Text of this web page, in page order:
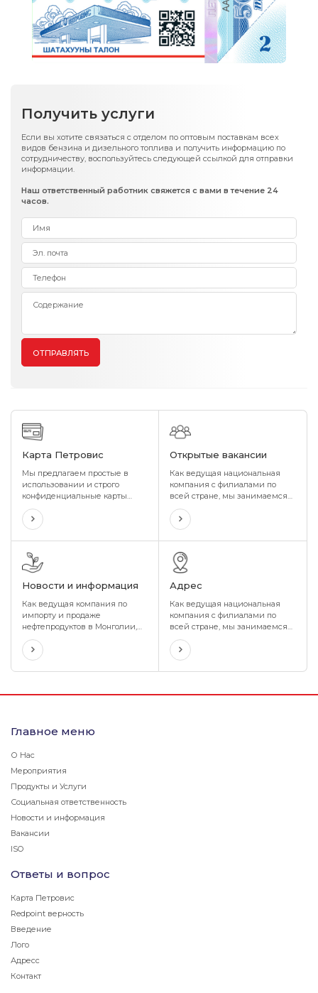
Получить услуги
ОТПРАВЛЯТЬ
Если вы хотите связаться с отделом по оптовым поставкам всех
видов бензина и дизельного топлива и получить информацию по
сотрудничеству, воспользуйтесь следующей ссылкой для отправки
информации.
Наш ответственный работник свяжется с вами в течение 24
часов.
Карта Петровис
Мы предлагаем простые в
использовании и строго
конфиденциальные карты
расхода топлива с
постоянными скидками и
поощрениями, которые
идеально соответствуют
потребностям вашей
организации. Мы также
предлагаем максимально
гибкие условия, подходящие
организации.
Открытые вакансии
Как ведущая национальная
компания с филиалами по
всей стране, мы занимаемся
поставками качественных
продуктов и услуг нашим
гражданам и потребителям
через наши филиалы и
подразделения,
расположенные в каждом
аймаке и сомоне.
Новости и информация
Как ведущая компания по
импорту и продаже
нефтепродуктов в Монголии,
мы импортируем и реализуем
нефтепродукты самого
высокого качества,
соответствующие
стандартов, используя нашу
транспортировки с нашими 11
автоцистернами и 400
Адрес
Как ведущая национальная
компания с филиалами по
всей стране, мы занимаемся
поставками качественных
продуктов и услуг нашим
гражданам и потребителям
через наши филиалы и
расположенные в каждом
Главное меню
О Нас
Мероприятия
Продукты и Услуги
Социальная ответственность
Новости и информация
Вакансии
ISO
Ответы и вопрос
Карта Петровис
Redpoint верность
Введение
Лого
Адресс
Контакт